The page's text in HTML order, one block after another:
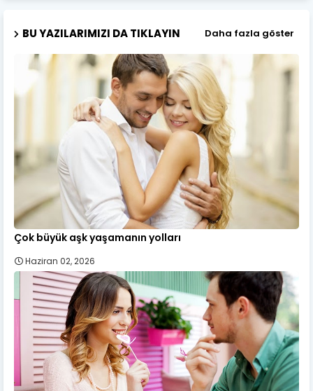
BU YAZILARIMIZI DA TIKLAYIN Daha fazla göster
Çok büyük aşk yaşamanın yolları
Haziran 02, 2026